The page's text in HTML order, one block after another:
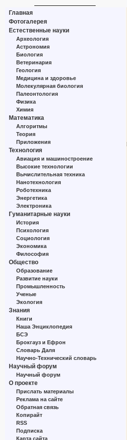
Главная
Фотогалерея
Естественные науки
Археология
Астрономия
Биология
Ветеринария
Геология
Медицина и здоровье
Молекулярная биология
Палеонтология
Физика
Химия
Математика
Алгоритмы
Теория
Приложения
Технология
Авиация и машиностроение
Высокие технологии
Вычислительная техника
Нанотехнология
Роботехника
Энергетика
Электроника
Гуманитарные науки
История
Психология
Социология
Экономика
Философия
Общество
Образование
Развитие науки
Промышленность
Ученые
Экология
Знания
Книги
Наша Энциклопедия
БСЭ
Брокгауз и Ефрон
Словарь Даля
Научно-Технический словарь
Научный форум
Научный форум
О проекте
Прислать материалы
Реклама на сайте
Обратная связь
Копирайт
RSS
Подписка
Карта сайта